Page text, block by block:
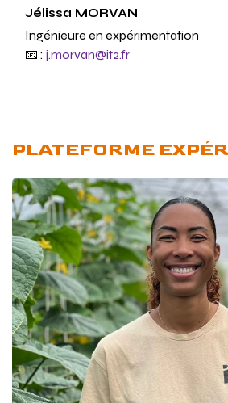
Jélissa MORVAN
Ingénieure en expérimentation
📧 : j.morvan@it2.fr
PLATEFORME